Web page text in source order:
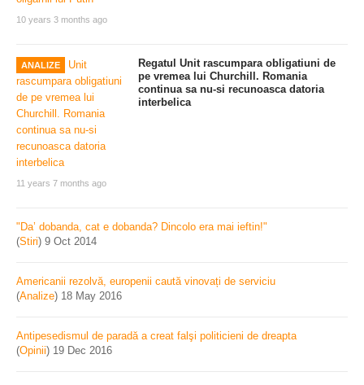
10 years 3 months ago
ANALIZE
11 years 7 months ago
Regatul Unit rascumpara obligatiuni de
pe vremea lui Churchill. Romania
continua sa nu-si recunoasca datoria
interbelica
"Da’ dobanda, cat e dobanda? Dincolo era mai ieftin!"
(Stiri) 9 Oct 2014
Americanii rezolvă, europenii caută vinovați de serviciu
(Analize) 18 May 2016
Antipesedismul de paradă a creat falşi politicieni de dreapta
(Opinii) 19 Dec 2016